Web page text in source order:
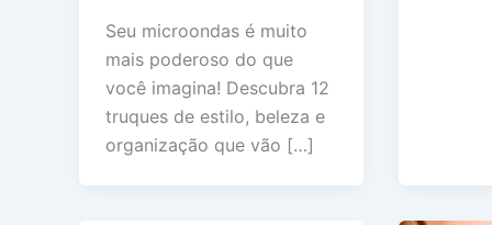
Seu microondas é muito
mais poderoso do que
você imagina! Descubra 12
truques de estilo, beleza e
organização que vão […]